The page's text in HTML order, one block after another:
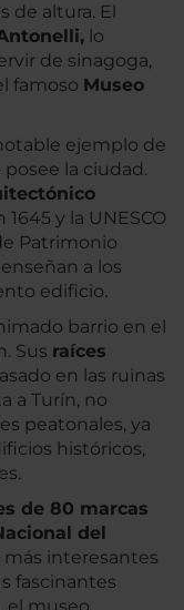
de altura. El
lo
de sinagoga,
famoso Museo
ejemplo de
la ciudad.
y la UNESCO
Patrimonio
enseñan a los
edificio.
barrio en el
Sus raíces
en las ruinas
a Turín, no
peatonales, ya
históricos,
de 80 marcas
del
más interesantes
fascinantes